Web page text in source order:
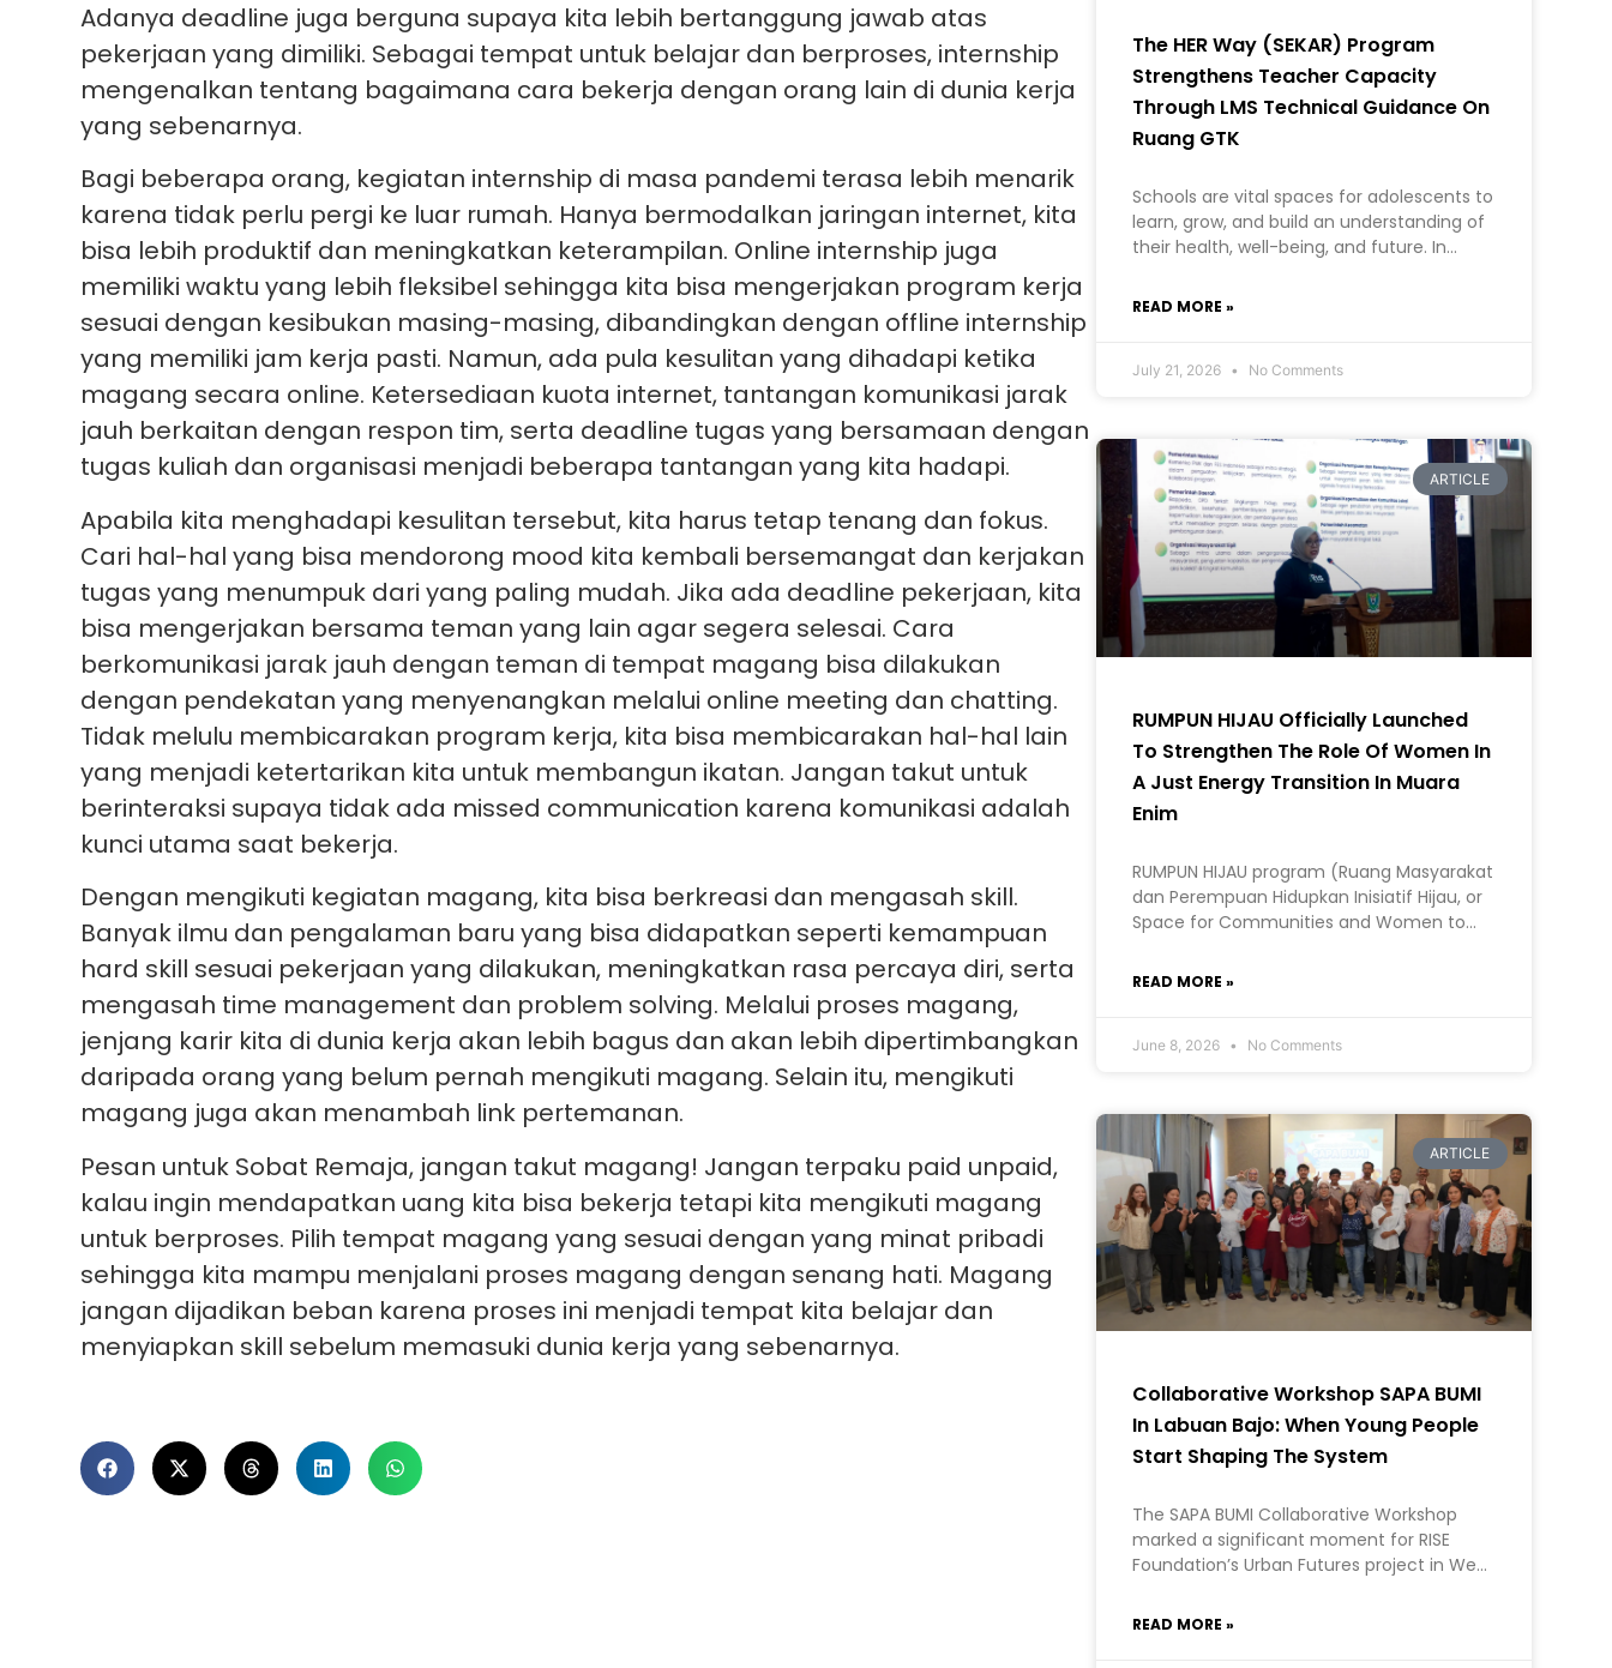
Adanya deadline juga berguna supaya kita lebih bertanggung jawab atas
pekerjaan yang dimiliki. Sebagai tempat untuk belajar dan berproses, internship
mengenalkan tentang bagaimana cara bekerja dengan orang lain di dunia kerja
yang sebenarnya.
Bagi beberapa orang, kegiatan internship di masa pandemi terasa lebih menarik
karena tidak perlu pergi ke luar rumah. Hanya bermodalkan jaringan internet, kita
bisa lebih produktif dan meningkatkan keterampilan. Online internship juga
memiliki waktu yang lebih fleksibel sehingga kita bisa mengerjakan program kerja
sesuai dengan kesibukan masing-masing, dibandingkan dengan offline internship
yang memiliki jam kerja pasti. Namun, ada pula kesulitan yang dihadapi ketika
magang secara online. Ketersediaan kuota internet, tantangan komunikasi jarak
jauh berkaitan dengan respon tim, serta deadline tugas yang bersamaan dengan
tugas kuliah dan organisasi menjadi beberapa tantangan yang kita hadapi.
Apabila kita menghadapi kesulitan tersebut, kita harus tetap tenang dan fokus.
Cari hal-hal yang bisa mendorong mood kita kembali bersemangat dan kerjakan
tugas yang menumpuk dari yang paling mudah. Jika ada deadline pekerjaan, kita
bisa mengerjakan bersama teman yang lain agar segera selesai. Cara
berkomunikasi jarak jauh dengan teman di tempat magang bisa dilakukan
dengan pendekatan yang menyenangkan melalui online meeting dan chatting.
Tidak melulu membicarakan program kerja, kita bisa membicarakan hal-hal lain
yang menjadi ketertarikan kita untuk membangun ikatan. Jangan takut untuk
berinteraksi supaya tidak ada missed communication karena komunikasi adalah
kunci utama saat bekerja.
Dengan mengikuti kegiatan magang, kita bisa berkreasi dan mengasah skill.
Banyak ilmu dan pengalaman baru yang bisa didapatkan seperti kemampuan
hard skill sesuai pekerjaan yang dilakukan, meningkatkan rasa percaya diri, serta
mengasah time management dan problem solving. Melalui proses magang,
jenjang karir kita di dunia kerja akan lebih bagus dan akan lebih dipertimbangkan
daripada orang yang belum pernah mengikuti magang. Selain itu, mengikuti
magang juga akan menambah link pertemanan.
Pesan untuk Sobat Remaja, jangan takut magang! Jangan terpaku paid unpaid,
kalau ingin mendapatkan uang kita bisa bekerja tetapi kita mengikuti magang
untuk berproses. Pilih tempat magang yang sesuai dengan yang minat pribadi
sehingga kita mampu menjalani proses magang dengan senang hati. Magang
jangan dijadikan beban karena proses ini menjadi tempat kita belajar dan
menyiapkan skill sebelum memasuki dunia kerja yang sebenarnya.
The HER Way (SEKAR) Program
Strengthens Teacher Capacity
Through LMS Technical Guidance On
Ruang GTK
Schools are vital spaces for adolescents to
learn, grow, and build an understanding of
their health, well-being, and future. In
READ MORE »
July 21, 2026 No Comments
ARTICLE
RUMPUN HIJAU Officially Launched
To Strengthen The Role Of Women In
A Just Energy Transition In Muara
Enim
RUMPUN HIJAU program (Ruang Masyarakat
dan Perempuan Hidupkan Inisiatif Hijau, or
Space for Communities and Women to
Enim Regency, South Sumatra.
READ MORE »
June 8, 2026 No Comments
ARTICLE
Collaborative Workshop SAPA BUMI
In Labuan Bajo: When Young People
Start Shaping The System
The SAPA BUMI Collaborative Workshop
marked a significant moment for RISE
Foundation’s Urban Futures project in West
the most meaningful development comes
READ MORE »